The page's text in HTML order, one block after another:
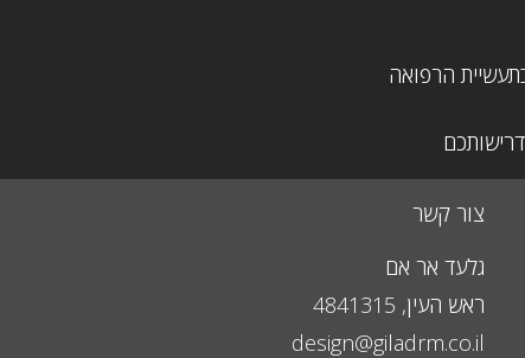
הרפואה
צור קשר
גלעד אר אם
ראש העין, 4841315
design@giladrm.co.il